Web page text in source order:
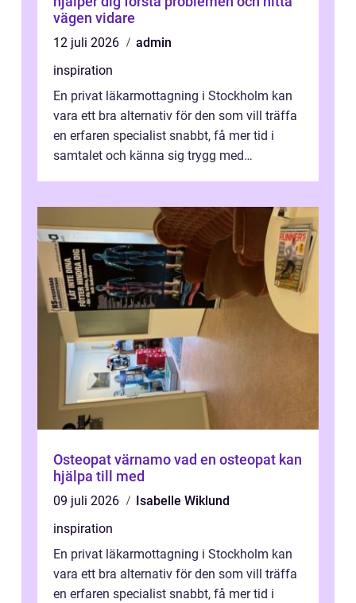
vägen vidare
12 juli 2026
admin
inspiration
En privat läkarmottagning i Stockholm kan
vara ett bra alternativ för den som vill träffa
en erfaren specialist snabbt, få mer tid i
samtalet och känna sig trygg med
Osteopat värnamo vad en osteopat kan
hjälpa till med
09 juli 2026
Isabelle Wiklund
inspiration
En privat läkarmottagning i Stockholm kan
vara ett bra alternativ för den som vill träffa
en erfaren specialist snabbt, få mer tid i